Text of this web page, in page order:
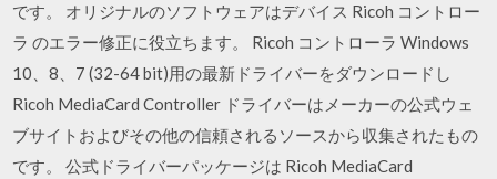
です。 オリジナルのソフトウェアはデバイス Ricoh コントロー
ラ のエラー修正に役立ちます。 Ricoh コントローラ Windows
10、8、7 (32-64 bit)用の最新ドライバーをダウンロードし
Ricoh MediaCard Controller ドライバーはメーカーの公式ウェ
ブサイトおよびその他の信頼されるソースから収集されたもの
です。 公式ドライバーパッケージは Ricoh MediaCard